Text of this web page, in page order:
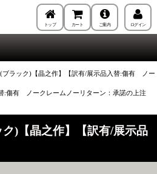
トップ カート ご案内 ログイン
ブラック)【晶之作】【訳有/展示品入替:傷有 ノー
:傷有 ノークレームノーリターン：承諾の上注
)【晶之作】【訳有/展示品